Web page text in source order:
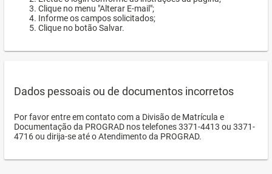
Clique no menu "Alterar E-mail";
Informe os campos solicitados;
Clique no botão Salvar.
Dados pessoais ou de documentos incorretos
Por favor entre em contato com a Divisão de Matrícula e
Documentação da PROGRAD nos telefones 3371-4413 ou 3371-
4716 ou dirija-se até o Atendimento da PROGRAD.